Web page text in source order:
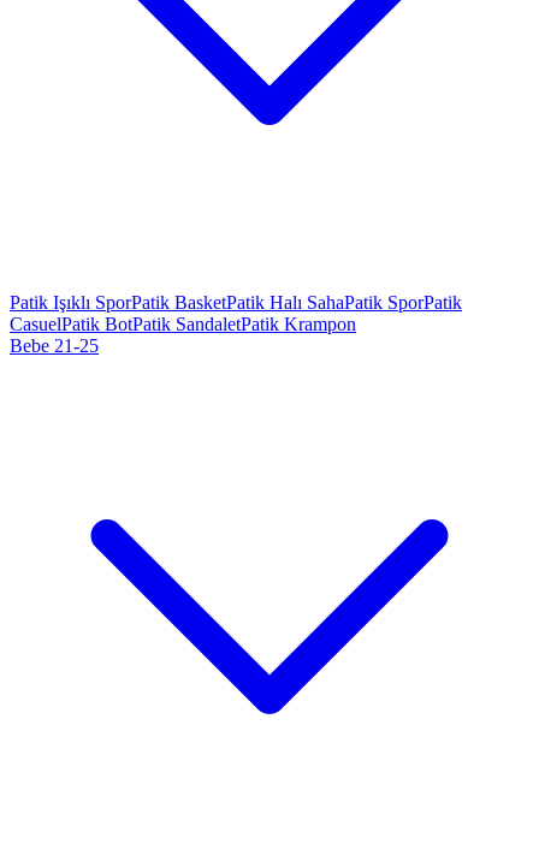
Patik Işıklı SporPatik BasketPatik Halı SahaPatik SporPatik
CasuelPatik BotPatik SandaletPatik Krampon
Bebe 21-25